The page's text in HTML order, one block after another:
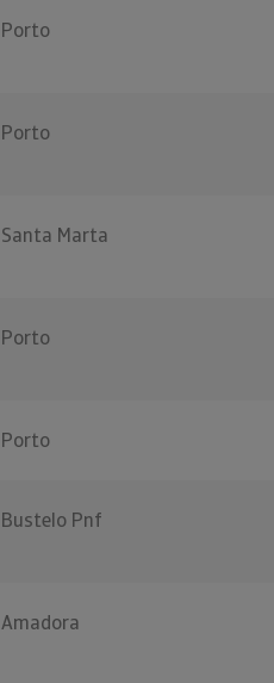
Porto
Porto
Santa Marta
Porto
Porto
Bustelo Pnf
Amadora